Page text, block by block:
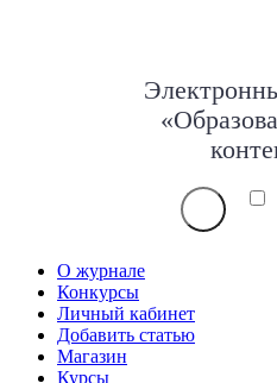
О журнале
Конкурсы
Личный кабинет
Добавить статью
Магазин
Курсы